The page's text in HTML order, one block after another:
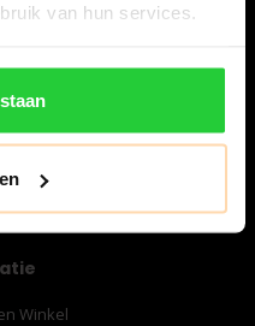
van hun services.
Winkel